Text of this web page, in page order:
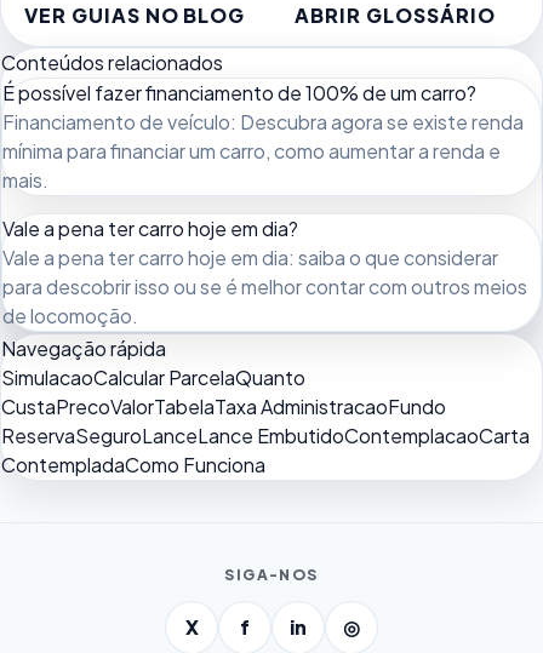
VER GUIAS NO BLOG
ABRIR GLOSSÁRIO
Conteúdos relacionados
É possível fazer financiamento de 100% de um carro?
Financiamento de veículo: Descubra agora se existe renda
mínima para financiar um carro, como aumentar a renda e
mais.
Vale a pena ter carro hoje em dia?
Vale a pena ter carro hoje em dia: saiba o que considerar
para descobrir isso ou se é melhor contar com outros meios
de locomoção.
Navegação rápida
SimulacaoCalcular ParcelaQuanto
CustaPrecoValorTabelaTaxa AdministracaoFundo
ReservaSeguroLanceLance EmbutidoContemplacaoCarta
ContempladaComo Funciona
SIGA-NOS
X f in ◎